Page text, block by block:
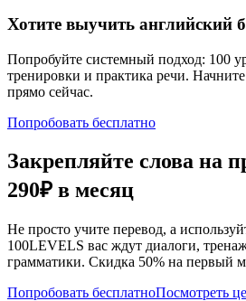
Хотите выучить английский
Попробуйте системный подход: 100
тренировки и практика речи.
прямо сейчас.
Попробовать бесплатно
Закрепляйте слова на
290₽ в месяц
Не просто учите перевод, а
100LEVELS вас ждут диалоги,
грамматики. Скидка 50% на первый
Попробовать бесплатноПосмотреть